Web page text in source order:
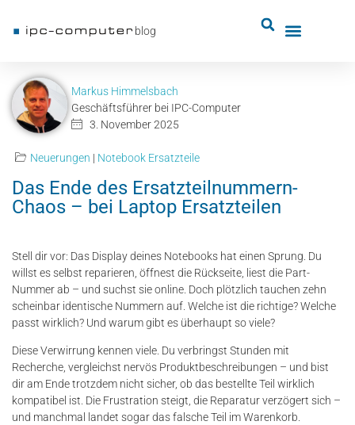
blog
Markus Himmelsbach
Geschäftsführer bei IPC-Computer
3. November 2025
Neuerungen | Notebook Ersatzteile
Das Ende des Ersatzteilnummern-
Chaos – bei Laptop Ersatzteilen
Stell dir vor: Das Display deines Notebooks hat einen Sprung. Du
willst es selbst reparieren, öffnest die Rückseite, liest die Part-
Nummer ab – und suchst sie online. Doch plötzlich tauchen zehn
scheinbar identische Nummern auf. Welche ist die richtige? Welche
passt wirklich? Und warum gibt es überhaupt so viele?
Diese Verwirrung kennen viele. Du verbringst Stunden mit
Recherche, vergleichst nervös Produktbeschreibungen – und bist
dir am Ende trotzdem nicht sicher, ob das bestellte Teil wirklich
kompatibel ist. Die Frustration steigt, die Reparatur verzögert sich –
und manchmal landet sogar das falsche Teil im Warenkorb.